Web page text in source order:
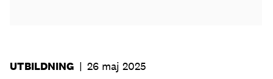
UTBILDNING | 26 maj 2025